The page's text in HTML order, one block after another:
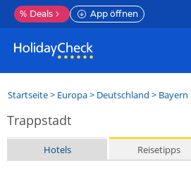
% Deals App öffnen
Startseite> Europa> Deutschland > Bayern
Trappstadt
Hotels Reisetipps